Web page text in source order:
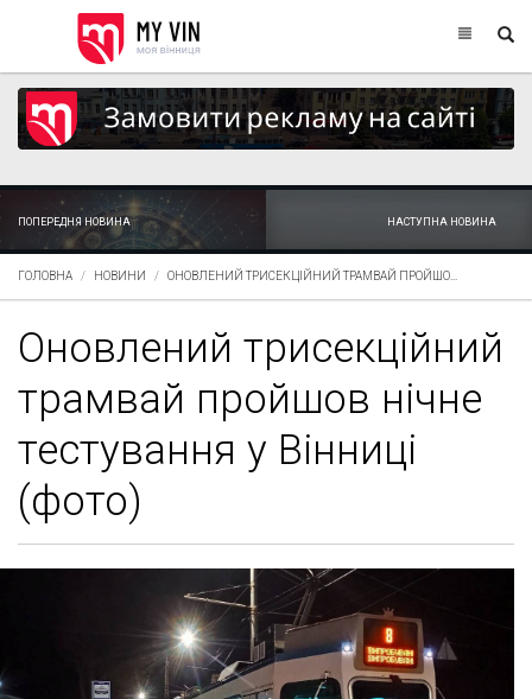
ПОПЕРЕДНЯ НОВИНА НАСТУПНА НОВИНА
ГОЛОВНА НОВИНИ ОНОВЛЕНИЙ ТРИСЕКЦІЙНИЙ ТРАМВАЙ ПРОЙШО...
Оновлений трисекційний
трамвай пройшов нічне
тестування у Вінниці
(фото)